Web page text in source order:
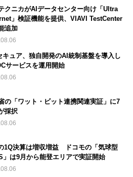
クニカがAIデータセンター向け「Ultra
」検証機能を提供、VIAVI TestCenter
追加
キュア、独自開発のAI統制基盤を導入し
サービスを運用開始
の「ワット・ビット連携関連実証」に7
採択
1Q決算は増収増益 ドコモの「気球型
」は9月から能登エリアで実証開始